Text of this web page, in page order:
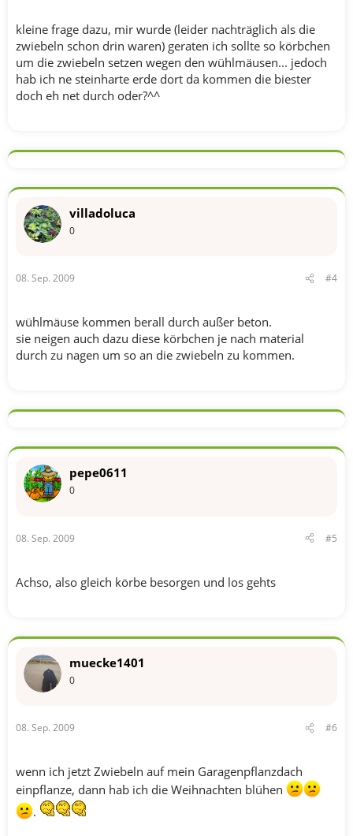
kleine frage dazu, mir wurde (leider nachträglich als die
zwiebeln schon drin waren) geraten ich sollte so körbchen
um die zwiebeln setzen wegen den wühlmäusen... jedoch
hab ich ne steinharte erde dort da kommen die biester
doch eh net durch oder?^^
villadoluca
0
08. Sep. 2009 #4
wühlmäuse kommen berall durch außer beton.
sie neigen auch dazu diese körbchen je nach material
durch zu nagen um so an die zwiebeln zu kommen.
pepe0611
0
08. Sep. 2009 #5
Achso, also gleich körbe besorgen und los gehts
muecke1401
0
08. Sep. 2009 #6
wenn ich jetzt Zwiebeln auf mein Garagenpflanzdach
einpflanze, dann hab ich die Weihnachten blühen
.